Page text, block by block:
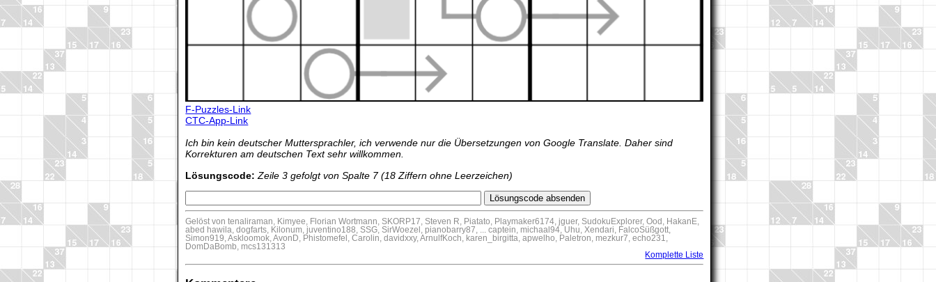
F-Puzzles-Link
CTC-App-Link
Ich bin kein deutscher Muttersprachler, ich verwende nur die Übersetzungen von Google Translate. Daher sind
Korrekturen am deutschen Text sehr willkommen.
Lösungscode: Zeile 3 gefolgt von Spalte 7 (18 Ziffern ohne Leerzeichen)
Gelöst von tenaliraman, Kimyee, Florian Wortmann, SKORP17, Steven R, Piatato, Playmaker6174, jguer, SudokuExplorer, Ood, HakanE,
abed hawila, dogfarts, Kilonum, juventino188, SSG, SirWoezel, pianobarry87, ... captein, michaal94, Uhu, Xendari, FalcoSüßgott,
Simon919, Askloomok, AvonD, Phistomefel, Carolin, davidxxy, ArnulfKoch, karen_birgitta, apwelho, Paletron, mezkur7, echo231,
DomDaBomb, mcs131313
Komplette Liste